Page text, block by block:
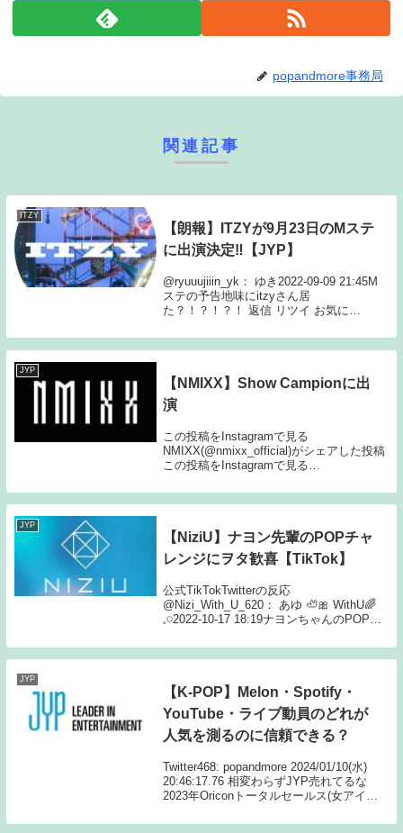
popandmore事務局
関連記事
ITZY
【朗報】ITZYが9月23日のMステ
に出演決定‼【JYP】
@ryuuujiiin_yk： ゆき2022-09-09 21:45M
ステの予告地味にitzyさん居
た？！？！？！ 返信 リツイ お気に
のMステITZYでる？ 返信 リツイ...
JYP
【NMIXX】Show Campionに出
演
この投稿をInstagramで見る
NMIXX(@nmixx_official)がシェアした投稿
この投稿をInstagramで見る
@ajitamaskz： 🔩ねじたま🕸202...
JYP
【NiziU】ナヨン先輩のPOPチャ
レンジにヲタ歓喜【TikTok】
公式TikTokTwitterの反応
@Nizi_With_U_620： あゆ 🦥🎀 WithU🌈
𓈒𓏸2022-10-17 18:19ナヨンちゃんのPOP〜
✨アヤカちゃんダンスはもちろん、表情に
も余裕が見...
JYP
【K-POP】Melon・Spotify・
YouTube・ライブ動員のどれが
人気を測るのに信頼できる？
Twitter468: popandmore 2024/01/10(水)
20:46:17.76 相変わらずJYP売れてるな
2023年Oriconトータルセールス(女アイド
TWICE←JYP25億4860...